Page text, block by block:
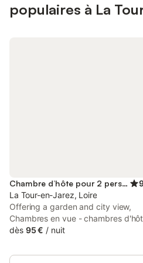
populaires à La
Chambre d’hôte pour 2 personnes
La Tour-en-Jarez, Loire
Offering a garden and city view,
Chambres en vue - chambres
located in La Tour-en-Jarez, 5 km
from Zénith de Saint-Etienne.
dès 95 € / nuit